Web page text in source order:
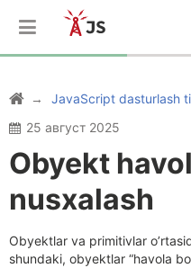
JavaScript dasturlash
25 август 2025
Obyekt
nusxalash
Obyektlar va primitivlar
shundaki, obyektlar “havola